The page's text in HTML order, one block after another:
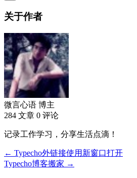
关于作者
微言心语 博主
284 文章 0 评论
记录工作学习，分享生活点滴！
← Typecho外链接使用新窗口打开
Typecho博客搬家 →